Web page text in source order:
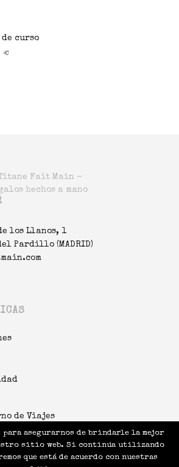
curso
€
los Llanos, 1
Pardillo (MADRID)
de Viajes
asegurarnos de brindarle la mejor
sitio web. Si continúa utilizando
que está de acuerdo con nuestras